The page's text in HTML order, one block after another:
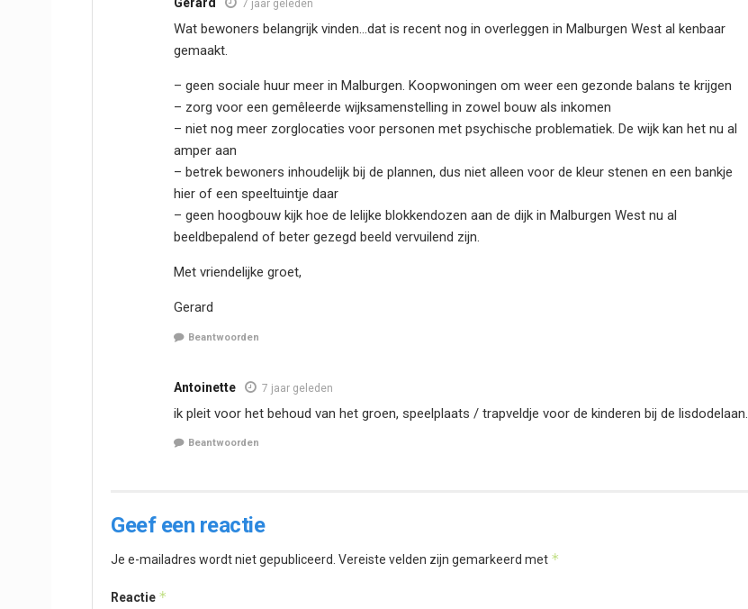
Gerard 7 jaar geleden
Wat bewoners belangrijk vinden…dat is recent nog in overleggen in Malburgen West al kenbaar
gemaakt.
– geen sociale huur meer in Malburgen. Koopwoningen om weer een gezonde balans te krijgen
– zorg voor een gemêleerde wijksamenstelling in zowel bouw als inkomen
– niet nog meer zorglocaties voor personen met psychische problematiek. De wijk kan het nu al
amper aan
– betrek bewoners inhoudelijk bij de plannen, dus niet alleen voor de kleur stenen en een bankje
hier of een speeltuintje daar
– geen hoogbouw kijk hoe de lelijke blokkendozen aan de dijk in Malburgen West nu al
beeldbepalend of beter gezegd beeld vervuilend zijn.
Met vriendelijke groet,
Gerard
Beantwoorden
Antoinette 7 jaar geleden
ik pleit voor het behoud van het groen, speelplaats / trapveldje voor de kinderen bij de lisdodelaan.
Beantwoorden
Geef een reactie
Je e-mailadres wordt niet gepubliceerd. Vereiste velden zijn gemarkeerd met *
Reactie *